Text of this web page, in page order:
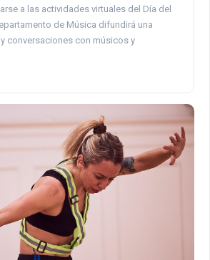
a las actividades virtuales del Día del
de Música difundirá una
conversaciones con músicos y